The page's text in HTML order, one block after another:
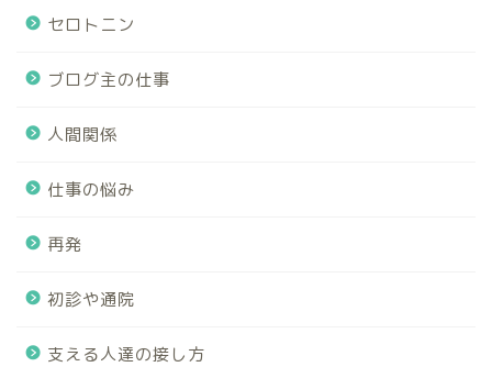
セロトニン
ブログ主の仕事
人間関係
仕事の悩み
再発
初診や通院
支える人達の接し方